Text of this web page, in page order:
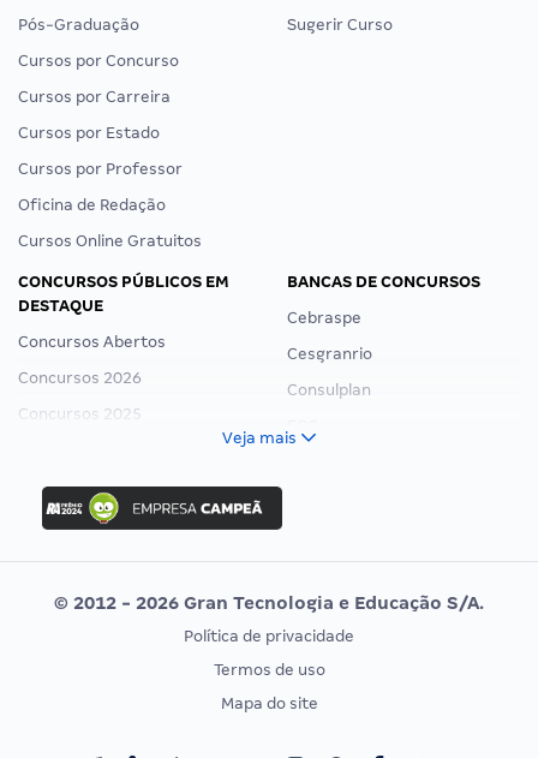
Pós-Graduação
Cursos por Concurso
Cursos por Carreira
Cursos por Estado
Cursos por Professor
Oficina de Redação
Cursos Online Gratuitos
Sugerir Curso
CONCURSOS PÚBLICOS EM
DESTAQUE
Concursos Abertos
Concursos 2026
Concursos 2025
Concurso Ibama
Concurso MPU
Editais publicados
BANCAS DE CONCURSOS
Cebraspe
Cesgranrio
Consulplan
Vunesp
CONCURSOS POR PROFISSÃO
EXAME DE ORDEM
Veja mais
© 2012 - 2026 Gran Tecnologia e Educação S/A.
Política de privacidade
Termos de uso
Mapa do site